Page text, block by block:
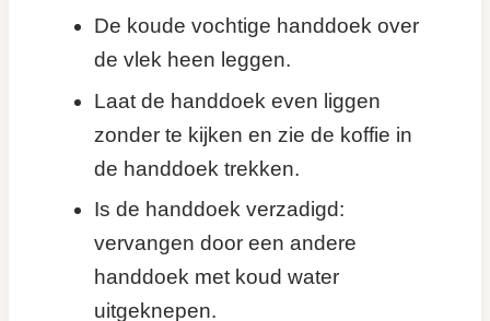
De koude vochtige handdoek over
de vlek heen leggen.
Laat de handdoek even liggen
zonder te kijken en zie de koffie in
de handdoek trekken.
Is de handdoek verzadigd:
vervangen door een andere
handdoek met koud water
uitgeknepen.